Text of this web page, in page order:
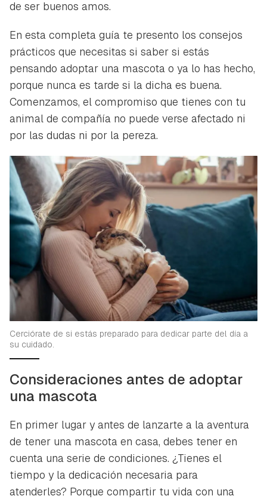
de ser buenos amos.
En esta completa guía te presento los consejos
prácticos que necesitas si saber si estás
pensando adoptar una mascota o ya lo has hecho,
porque nunca es tarde si la dicha es buena.
Comenzamos, el compromiso que tienes con tu
animal de compañía no puede verse afectado ni
por las dudas ni por la pereza.
Cerciórate de si estás preparado para dedicar parte del día a
su cuidado.
Consideraciones antes de adoptar
una mascota
En primer lugar y antes de lanzarte a la aventura
de tener una mascota en casa, debes tener en
cuenta una serie de condiciones. ¿Tienes el
tiempo y la dedicación necesaria para
atenderles? Porque compartir tu vida con una